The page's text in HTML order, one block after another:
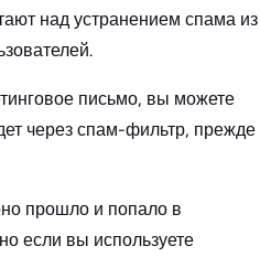
над устранением спама из
письмо, вы можете
через спам-фильтр, прежде
прошло и попало в
если вы используете